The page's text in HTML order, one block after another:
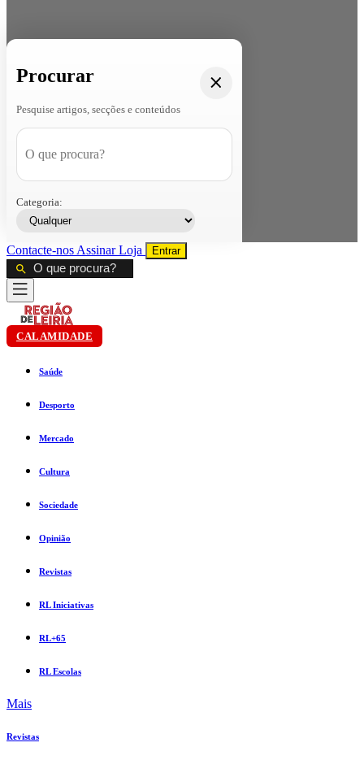
Procurar
Pesquise artigos, secções e conteúdos
Categoria:
Contacte-nos AssinarLoja Entrar
CALAMIDADE
Saúde
Desporto
Mercado
Cultura
Sociedade
Opinião
Revistas
RL Iniciativas
RL+65
RL Escolas
Mais
Revistas